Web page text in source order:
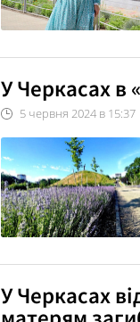
У Черкасах в
5 червня 2024 в 15:37
У Черкасах